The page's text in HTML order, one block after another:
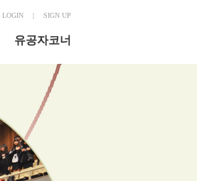
LOGIN | SIGN UP
유공자코너